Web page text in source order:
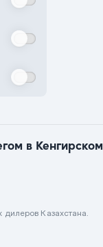
в
Казахстана.